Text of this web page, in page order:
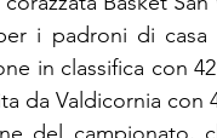
i padroni di
in classifica con
da Valdicornia con